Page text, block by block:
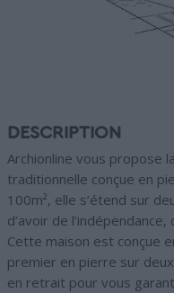
DESCRIPTION
Archionline vous propose
traditionnelle conçue en
100m², elle s’étend sur
d’avoir de
Cette maison est conçue
premier en pierre sur
en retrait pour vous